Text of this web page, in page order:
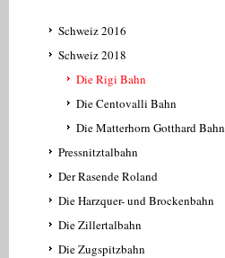
Schweiz 2016
Schweiz 2018
Die Rigi Bahn
Die Centovalli Bahn
Die Matterhorn Gotthard Bahn
Pressnitztalbahn
Der Rasende Roland
Die Harzquer- und Brockenbahn
Die Zillertalbahn
Die Zugspitzbahn